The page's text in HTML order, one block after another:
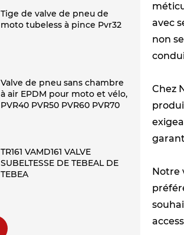
Tige de valve de pneu de
moto tubeless à pince Pvr32
Valve de pneu sans chambre
à air EPDM pour moto et vélo,
PVR40 PVR50 PVR60 PVR70
TR161 VAMD161 VALVE
SUBELTESSE DE TEBEAL DE
TEBEA
avec
non
Chez
Notre